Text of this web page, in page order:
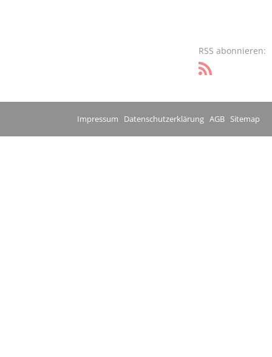
RSS abonnieren:
Impressum Datenschutzerklärung AGB Sitemap